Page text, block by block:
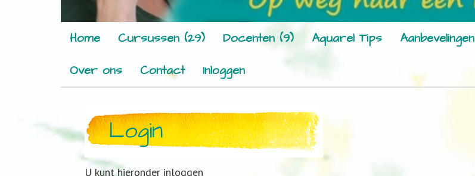
Home Cursussen (29) Docenten (9) Aquarel Tips Aanbevelingen
Over ons
Contact Inloggen
Login
U kunt hieronder inloggen